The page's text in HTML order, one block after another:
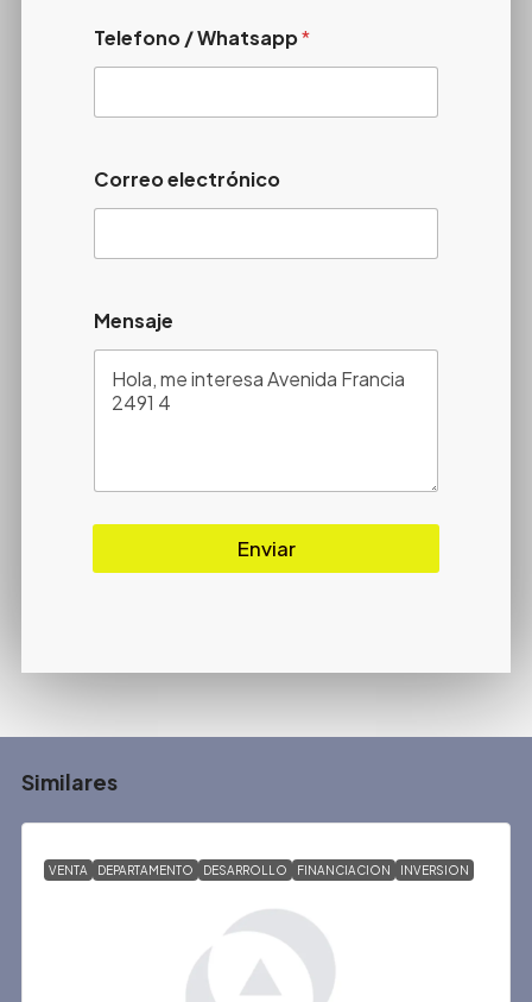
Telefono / Whatsapp*
Correo electrónico
Mensaje
Enviar
Similares
VENTA DEPARTAMENTO DESARROLLO FINANCIACION INVERSION